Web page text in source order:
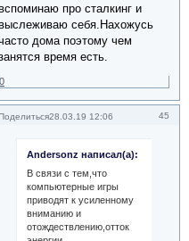
про сталкинг и
себя.Нахожусь
дома поэтому чем
время есть.
0
45
28.03.19 12:06
Andersonz написал(а):
В связи с тем,что
компьютерные игры
приводят к усиленному
вниманию и
отождествлению,отток